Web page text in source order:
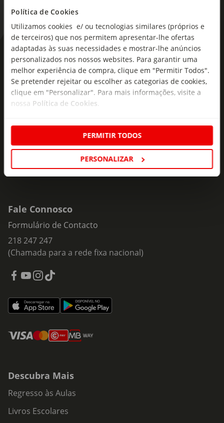
Política de Cookies
Utilizamos cookies e/ ou tecnologias similares (próprios e
de terceiros) que nos permitem apresentar-lhe ofertas
adaptadas às suas necessidades e mostrar-lhe anúncios
personalizados nos nossos websites. Para garantir uma
melhor experiência de compra, clique em "Permitir Todos".
Se pretender rejeitar ou escolher as categorias de cookies,
clique em "Personalizar". Para mais informações, visite a
nossa Política de Cookies
PERMITIR TODOS
PERSONALIZAR
As novidades mais frescas no
seu e-mail!
Subscreva e descubra campanhas exclusivas,
ofertas e novidades para si.
mail
Subscrever
Fale Connosco
Formulário de Contacto
218 247 247
(Chamada para a rede fixa nacional)
Descubra Mais
Regresso às Aulas
Livros Escolares